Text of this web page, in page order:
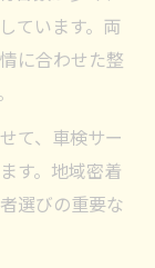
の実情
育成の課題
とは
る理由
重要性
性分析
ています。両
に合わせた整
て、車検サー
す。地域密着
選びの重要な